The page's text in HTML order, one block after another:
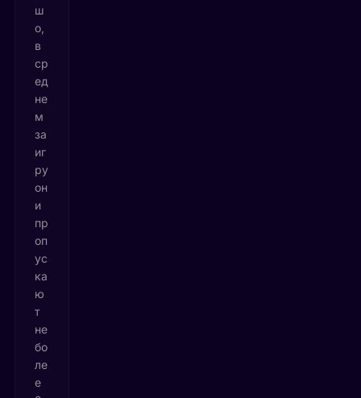
ш
о,
в
ср
ед
не
м
за
иг
ру
он
и
пр
оп
ус
ка
ю
т
не
бо
ле
е